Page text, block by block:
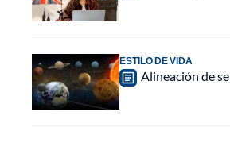
ESTILO DE VIDA
Alineación de